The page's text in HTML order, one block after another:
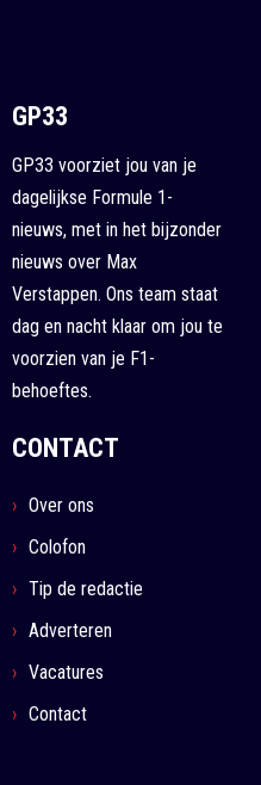
GP33
GP33 voorziet jou van je
dagelijkse Formule 1-
nieuws, met in het bijzonder
nieuws over Max
Verstappen. Ons team staat
dag en nacht klaar om jou te
voorzien van je F1-
behoeftes.
CONTACT
Over ons
Colofon
Tip de redactie
Adverteren
Vacatures
Contact